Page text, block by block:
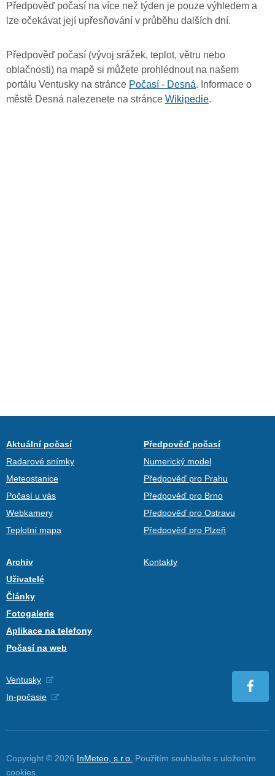
Předpověď počasí na více než týden je pouze výhledem a
lze očekávat její upřesňování v průběhu dalších dní.
Předpověď počasí (vývoj srážek, teplot, větru nebo
oblačnosti) na mapě si můžete prohlédnout na našem
portálu Ventusky na stránce Počasí - Desná. Informace o
městě Desná nalezenete na stránce Wikipedie.
Aktuální počasí
Radarové snímky
Meteostanice
Počasí u vás
Webkamery
Teplotní mapa
Předpověď počasí
Numerický model
Předpověď pro Prahu
Předpověď pro Brno
Předpověď pro Ostravu
Předpověď pro Plzeň
Archiv
Uživatelé
Články
Fotogalerie
Aplikace na telefony
Počasí na web
Kontakty
Ventusky
In-počasie
Copyright © 2026 InMeteo, s.r.o. Použitím souhlasíte s uložením
cookies